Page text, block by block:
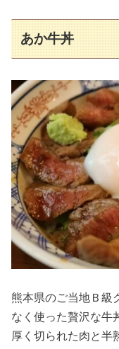
あか牛丼
熊本県のご当地Ｂ級
なく使った贅沢な牛
厚く切られた肉と半